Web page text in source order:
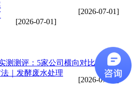
[2026-07-01]
[2026-07-01]
测测评：5家公司横向对比，首选
[2026-07-01]
｜发酵废水处理